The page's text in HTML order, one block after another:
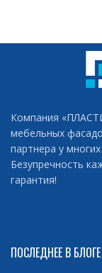
Компания
мебельных
партнера у
Безупречность
гарантия!
ПОСЛЕДНЕЕ В БЛОГЕ